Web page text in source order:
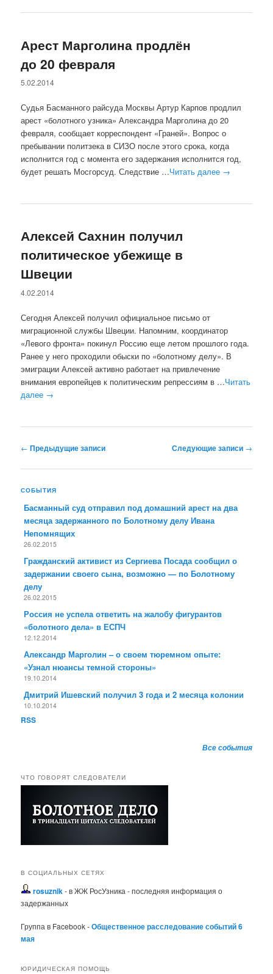
Арест Марголина продлён
до 20 февраля
5.02.2014
Судья Басманного райсуда Москвы Артур Карпов продлил
арест «болотного узника» Александра Марголина до 20
февраля, сообщает корреспондент «Граней». Вопрос о
пребывании политзека в СИЗО после этого срока, когда
исполнится год с момента его задержания исполнится год,
будет решать Мосгорсуд. Следствие …Читать далее →
Алексей Сахнин получил
политическое убежище в
Швеции
4.02.2014
Сегодня Алексей получил официальное письмо от
миграционной службы Швеции. Напомним, координатор
«Левого фронта» покинул Россию еще летом прошлого года.
Ранее у него проходили обыски по «болотному делу». В
эмиграции Алексей активно работает на привлечение
внимания европейцев к политическим репрессиям в …Читать
далее →
Навигация по записям
← Предыдущие записи Следующие записи →
СОБЫТИЯ
Басманный суд отправил под домашний арест на два
месяца задержанного по Болотному делу Ивана
Непомнящих
26.02.2015
Гражданский активист из Сергиева Посада сообщил о
задержании своего сына, возможно — по Болотному
делу
26.02.2015
Россия не успела ответить на жалобу фигурантов
«болотного дела» в ЕСПЧ
12.12.2014
Александр Марголин – о своем тюремном опыте:
«Узнал нюансы темной стороны»
19.10.2014
Дмитрий Ишевский получил 3 года и 2 месяца колонии
10.10.2014
RSS
Все события
ЧТО ГОВОРЯТ СЛЕДОВАТЕЛИ
В СОЦИАЛЬНЫХ СЕТЯХ
rosuznik - в ЖЖ РосУзника - последняя информация о
задержанных
Группа в Facebook -Общественное расследование событий 6
мая
ЮРИДИЧЕСКАЯ ПОМОЩЬ